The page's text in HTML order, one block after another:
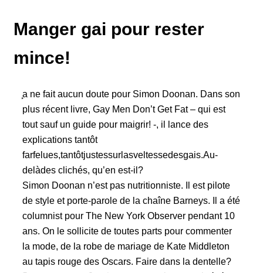
Manger gai pour rester
mince!
̧a ne fait aucun doute pour Simon Doonan. Dans son
plus récent livre, Gay Men Don’t Get Fat – qui est
tout sauf un guide pour maigrir! -, il lance des
explications tantôt
farfelues,tantôtjustessurlasveltessedesgais.Au-
delàdes clichés, qu’en est-il?
Simon Doonan n’est pas nutritionniste. Il est pilote
de style et porte-parole de la chaîne Barneys. Il a été
columnist pour The New York Observer pendant 10
ans. On le sollicite de toutes parts pour commenter
la mode, de la robe de mariage de Kate Middleton
au tapis rouge des Oscars. Faire dans la dentelle?